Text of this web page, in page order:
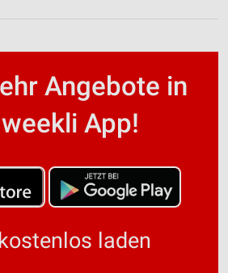
Angebote in
App!
laden